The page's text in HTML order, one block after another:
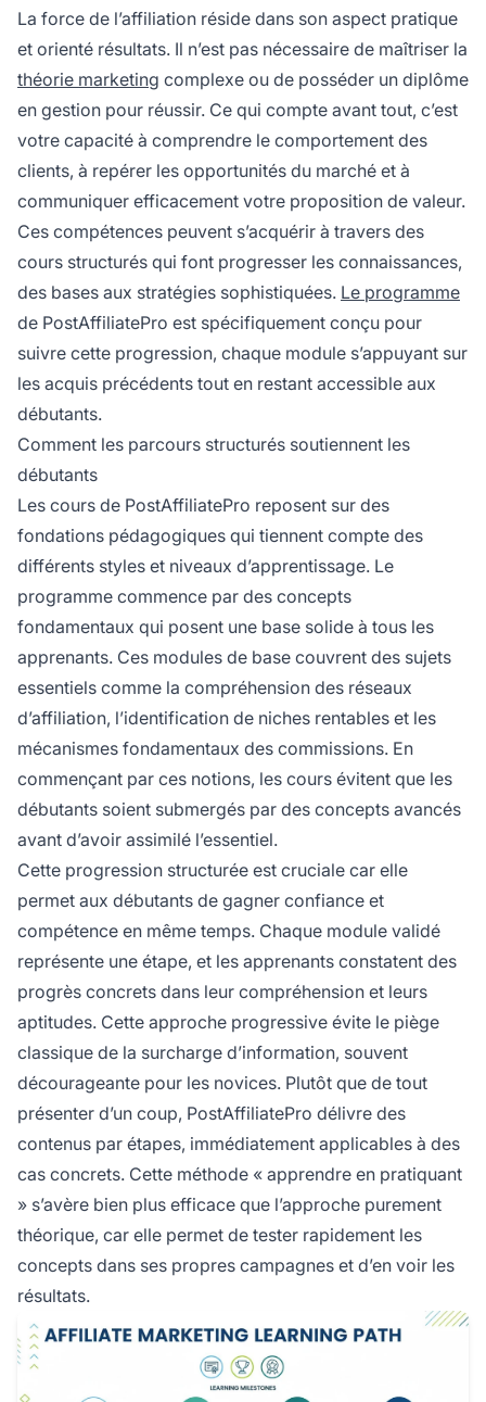
La force de l’affiliation réside dans son aspect pratique
et orienté résultats. Il n’est pas nécessaire de maîtriser la
théorie marketing complexe ou de posséder un diplôme
en gestion pour réussir. Ce qui compte avant tout, c’est
votre capacité à comprendre le comportement des
clients, à repérer les opportunités du marché et à
communiquer efficacement votre proposition de valeur.
Ces compétences peuvent s’acquérir à travers des
cours structurés qui font progresser les connaissances,
des bases aux stratégies sophistiquées. Le programme
de PostAffiliatePro est spécifiquement conçu pour
suivre cette progression, chaque module s’appuyant sur
les acquis précédents tout en restant accessible aux
débutants.
Comment les parcours structurés soutiennent les
débutants
Les cours de PostAffiliatePro reposent sur des
fondations pédagogiques qui tiennent compte des
différents styles et niveaux d’apprentissage. Le
programme commence par des concepts
fondamentaux qui posent une base solide à tous les
apprenants. Ces modules de base couvrent des sujets
essentiels comme la compréhension des réseaux
d’affiliation, l’identification de niches rentables et les
mécanismes fondamentaux des commissions. En
commençant par ces notions, les cours évitent que les
débutants soient submergés par des concepts avancés
avant d’avoir assimilé l’essentiel.
Cette progression structurée est cruciale car elle
permet aux débutants de gagner confiance et
compétence en même temps. Chaque module validé
représente une étape, et les apprenants constatent des
progrès concrets dans leur compréhension et leurs
aptitudes. Cette approche progressive évite le piège
classique de la surcharge d’information, souvent
décourageante pour les novices. Plutôt que de tout
présenter d’un coup, PostAffiliatePro délivre des
contenus par étapes, immédiatement applicables à des
cas concrets. Cette méthode « apprendre en pratiquant
» s’avère bien plus efficace que l’approche purement
théorique, car elle permet de tester rapidement les
concepts dans ses propres campagnes et d’en voir les
résultats.